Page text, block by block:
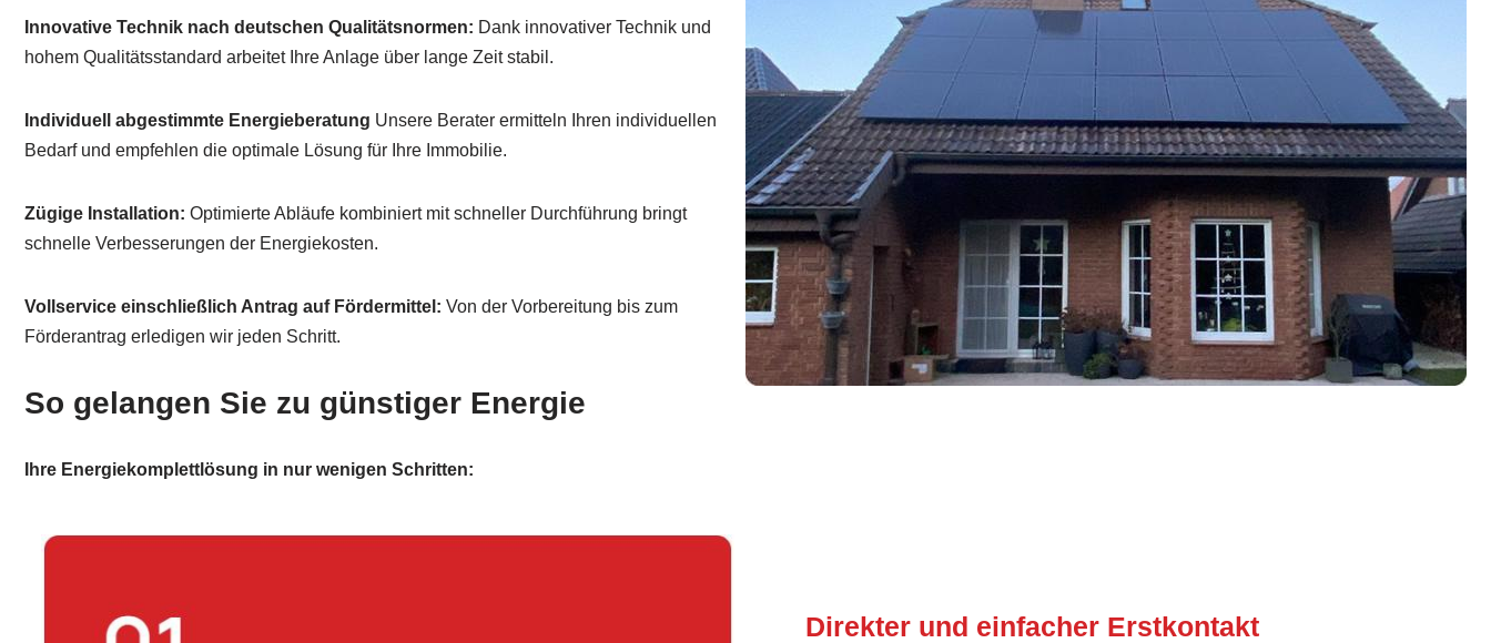
Innovative Technik nach deutschen Qualitätsnormen: Dank innovativer Technik und
hohem Qualitätsstandard arbeitet Ihre Anlage über lange Zeit stabil.
Individuell abgestimmte Energieberatung Unsere Berater ermitteln Ihren individuellen
Bedarf und empfehlen die optimale Lösung für Ihre Immobilie.
Zügige Installation: Optimierte Abläufe kombiniert mit schneller Durchführung bringt
schnelle Verbesserungen der Energiekosten.
Vollservice einschließlich Antrag auf Fördermittel: Von der Vorbereitung bis zum
Förderantrag erledigen wir jeden Schritt.
So gelangen Sie zu günstiger Energie
Ihre Energiekomplettlösung in nur wenigen Schritten:
Direkter und einfacher Erstkontakt